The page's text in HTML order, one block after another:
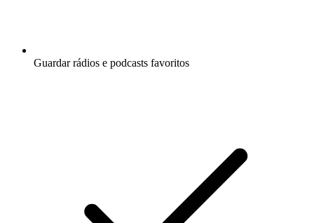
Guardar rádios e podcasts favoritos